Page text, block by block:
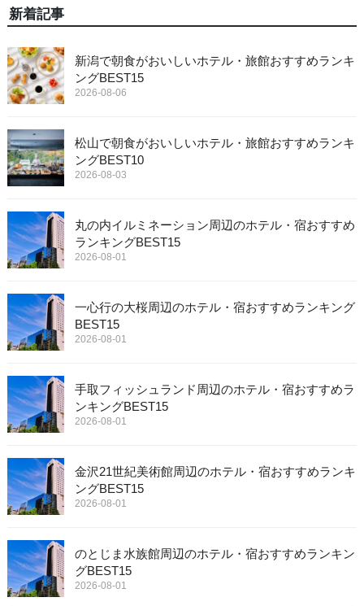
新着記事
新潟で朝食がおいしいホテル・旅館おすすめランキ
ングBEST15
2026-08-06
松山で朝食がおいしいホテル・旅館おすすめランキ
ングBEST10
2026-08-03
丸の内イルミネーション周辺のホテル・宿おすすめ
ランキングBEST15
2026-08-01
一心行の大桜周辺のホテル・宿おすすめランキング
BEST15
2026-08-01
手取フィッシュランド周辺のホテル・宿おすすめラ
ンキングBEST15
2026-08-01
金沢21世紀美術館周辺のホテル・宿おすすめランキ
ングBEST15
2026-08-01
のとじま水族館周辺のホテル・宿おすすめランキン
グBEST15
2026-08-01